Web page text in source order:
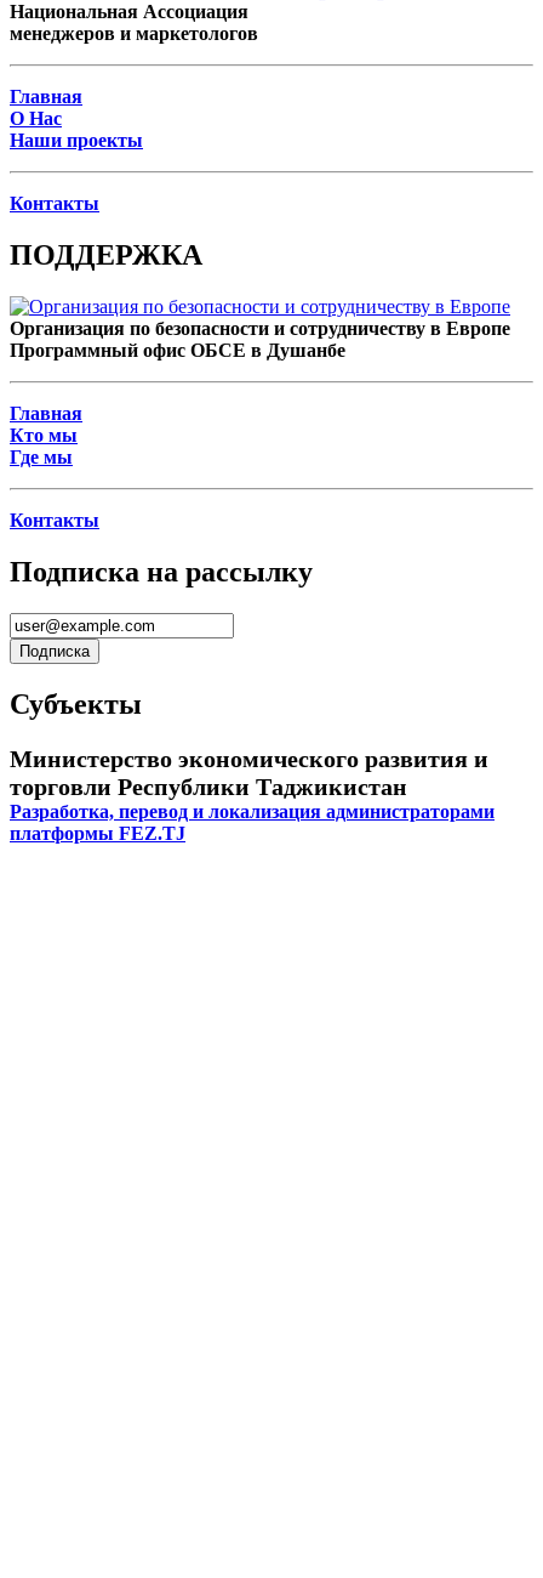
Национальная Ассоциация
менеджеров и маркетологов
Главная
О Нас
Наши проекты
Контакты
ПОДДЕРЖКА
Организация по безопасности и сотрудничеству в Европе
Программный офис ОБСЕ в Душанбе
Главная
Кто мы
Где мы
Контакты
Подписка на рассылку
Субъекты
Министерство экономического развития и
торговли Республики Таджикистан
Разработка, перевод и локализация администраторами
платформы FEZ.TJ